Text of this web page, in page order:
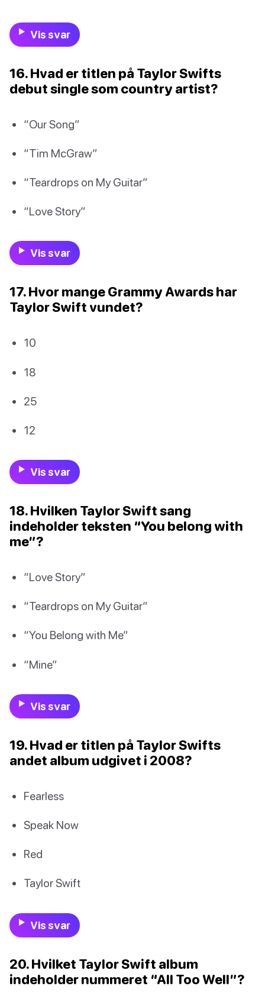
Vis svar
16. Hvad er titlen på Taylor Swifts
debut single som country artist?
“Our Song”
“Tim McGraw”
“Teardrops on My Guitar”
“Love Story”
Vis svar
17. Hvor mange Grammy Awards har
Taylor Swift vundet?
10
18
25
12
Vis svar
18. Hvilken Taylor Swift sang
indeholder teksten “You belong with
me”?
“Love Story”
“Teardrops on My Guitar”
“You Belong with Me”
“Mine”
Vis svar
19. Hvad er titlen på Taylor Swifts
andet album udgivet i 2008?
Fearless
Speak Now
Red
Taylor Swift
Vis svar
20. Hvilket Taylor Swift album
indeholder nummeret “All Too Well”?